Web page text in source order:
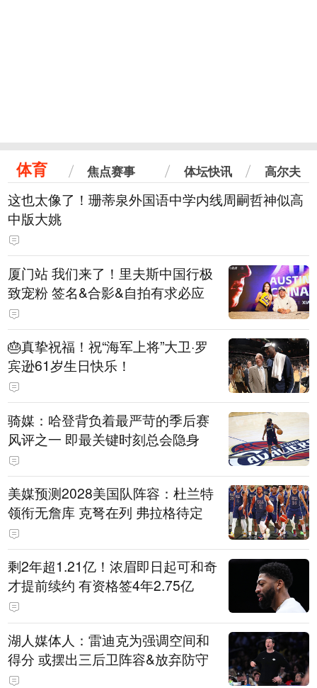
体育 焦点赛事 体坛快讯 高尔夫
这也太像了！珊蒂泉外国语中学内线周嗣哲神似高
中版大姚
厦门站 我们来了！里夫斯中国行极
致宠粉 签名&合影&自拍有求必应
🎂真挚祝福！祝“海军上将”大卫·罗
宾逊61岁生日快乐！
骑媒：哈登背负着最严苛的季后赛
风评之一 即最关键时刻总会隐身
美媒预测2028美国队阵容：杜兰特
领衔无詹库 克弩在列 弗拉格待定
剩2年超1.21亿！浓眉即日起可和奇
才提前续约 有资格签4年2.75亿
湖人媒体人：雷迪克为强调空间和
得分 或摆出三后卫阵容&放弃防守